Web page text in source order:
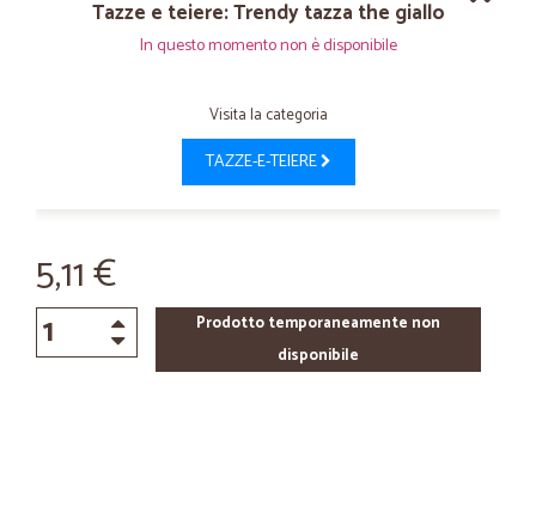
Tazze e teiere: Trendy tazza the giallo
In questo momento non è disponibile
Visita la categoria
TAZZE-E-TEIERE
5,11 €
Prodotto temporaneamente non
disponibile